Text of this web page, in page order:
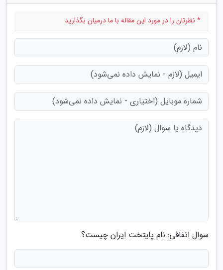
* نظرتان را در مورد این مقاله با ما درمیان بگذارید
سوال اتفاقی: نام پایتخت ایران چیست؟